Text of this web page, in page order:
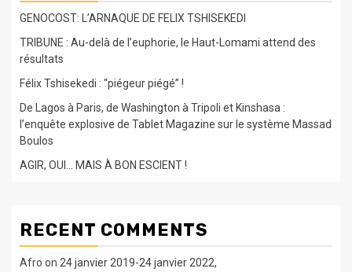
GENOCOST: L’ARNAQUE DE FELIX TSHISEKEDI
TRIBUNE : Au-delà de l’euphorie, le Haut-Lomami attend des
résultats
Félix Tshisekedi : “piégeur piégé” !
De Lagos à Paris, de Washington à Tripoli et Kinshasa :
l’enquête explosive de Tablet Magazine sur le système Massad
Boulos
AGIR, OUI… MAIS À BON ESCIENT !
RECENT COMMENTS
Afro on 24 janvier 2019-24 janvier 2022,